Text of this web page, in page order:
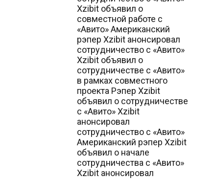
Xzibit объявил о
совместной работе с
«Авито» Американский
рэпер Xzibit анонсировал
сотрудничество с «Авито»
Xzibit объявил о
сотрудничестве с «Авито»
в рамках совместного
проекта Рэпер Xzibit
объявил о сотрудничестве
с «Авито» Xzibit
анонсировал
сотрудничество с «Авито»
Американский рэпер Xzibit
объявил о начале
сотрудничества с «Авито»
Xzibit анонсировал